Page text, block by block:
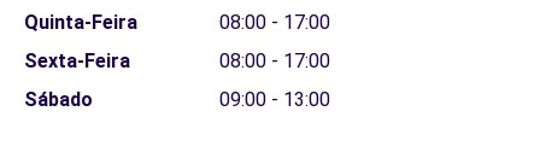
Quinta-Feira
08:00 - 17:00
Sexta-Feira
08:00 - 17:00
Sábado
09:00 - 13:00